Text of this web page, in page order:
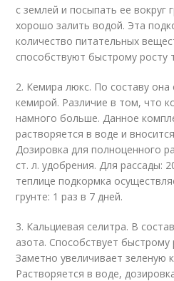
с землей и посыпать ее вокруг
хорошо залить водой. Эта
количество питательных
способствуют быстрому росту
2. Кемира люкс. По составу она
кемирой. Различие в том, что
намного больше. Данное
растворяется в воде и
Дозировка для полноценного
ст. л. удобрения. Для рассады:
теплице подкормка
грунте: 1 раз в 7 дней.
3. Кальциевая селитра. В
азота. Способствует быстрому
Заметно увеличивает зеленую
Растворяется в воде,